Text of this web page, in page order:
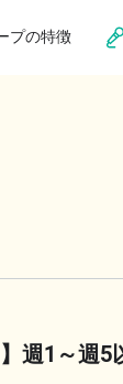
プの特徴
週1～週5